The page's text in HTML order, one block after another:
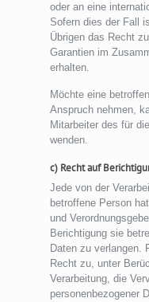
oder an eine
Sofern dies der Fall
Übrigen das Recht
Garantien im
erhalten.
Möchte eine
Anspruch nehmen,
Mitarbeiter des für
wenden.
c) Recht auf
Jede von der
betroffene Person
und
Berichtigung sie
Daten zu verlangen.
Recht zu, unter
Verarbeitung, die
personenbezogener